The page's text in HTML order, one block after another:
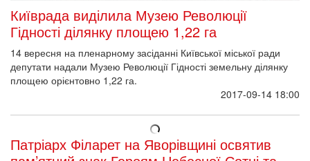
Київрада виділила Музею Революції
Гідності ділянку площею 1,22 га
14 вересня на пленарному засіданні Київської міської ради
депутати надали Музею Революції Гідності земельну ділянку
площею орієнтовно 1,22 га.
2017-09-14 18:00
Патріарх Філарет на Яворівщині освятив